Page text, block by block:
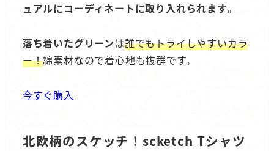
ュアルにコーディネートに取り入れられます。
落ち着いたグリーンは誰でもトライしやすいカラ
ー！綿素材なので着心地も抜群です。
今すぐ購入
北欧柄のスケッチ！scketch Tシャツ